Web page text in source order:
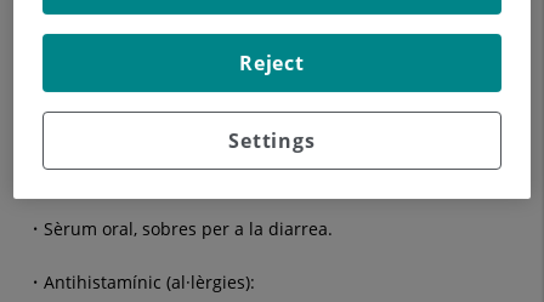
Antidiarreic: Loperamida
Ciprofloxacina 500mg per a la diarrea.
Amoxicil·lina / Clavulánico per infeccions respiratòries
Sèrum oral, sobres per a la diarrea.
Antihistamínic (al·lèrgies):
Settings
Reject